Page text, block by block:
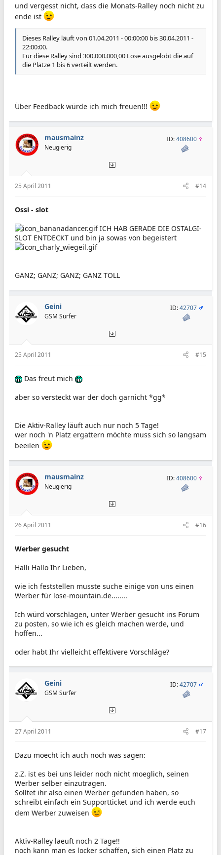
und vergesst nicht, dass die Monats-Ralley noch nicht zu
ende ist
Dieses Ralley läuft von 01.04.2011 - 00:00:00 bis 30.04.2011 -
22:00:00.
Für diese Ralley sind 300.000.000,00 Lose ausgelobt die auf
die Plätze 1 bis 6 verteilt werden.
Über Feedback würde ich mich freuen!!!
mausmainz
Neugierig
ID:408600
25 April 2011 #14
Ossi - slot
ICH HAB GERADE DIE OSTALGI-
SLOT ENTDECKT und bin ja sowas von begeistert
GANZ; GANZ; GANZ; GANZ TOLL
Geini
GSM Surfer
ID:42707
25 April 2011 #15
Das freut mich
aber so versteckt war der doch garnicht *gg*
Die Aktiv-Ralley läuft auch nur noch 5 Tage!
wer noch 'n Platz ergattern möchte muss sich so langsam
beeilen
mausmainz
Neugierig
ID:408600
26 April 2011 #16
Werber gesucht
Halli Hallo Ihr Lieben,
wie ich feststellen musste suche einige von uns einen
Werber für lose-mountain.de........
Ich würd vorschlagen, unter Werber gesucht ins Forum
zu posten, so wie ich es gleich machen werde, und
hoffen...
oder habt Ihr vielleicht effektivere Vorschläge?
Geini
GSM Surfer
ID:42707
27 April 2011 #17
Dazu moecht ich auch noch was sagen:
z.Z. ist es bei uns leider noch nicht moeglich, seinen
Werber selber einzutragen.
Solltet ihr also einen Werber gefunden haben, so
schreibt einfach ein Supportticket und ich werde euch
dem Werber zuweisen
Aktiv-Ralley laeuft noch 2 Tage!!
noch kann man es locker schaffen, sich einen Platz zu